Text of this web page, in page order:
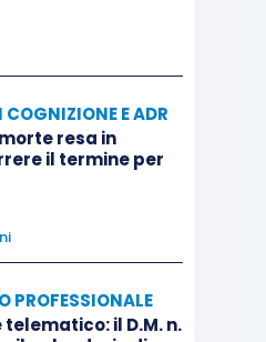
a rimanere anche dopo
51-bis; questa norma
i presupposti applicativi
dell’organo di controllo,
di riferimento ma
la data finale entro
naturalmente potrebbe
E ADR
resa in
il termine per
PROFESSIONALE
il D.M. n.